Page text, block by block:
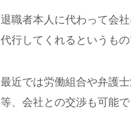
退職者本人に代わって会
代行してくれるというもの
最近では労働組合や弁護
等、会社との交渉も可能